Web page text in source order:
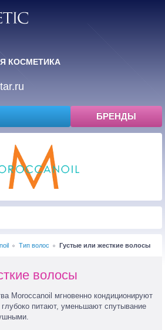
КОСМЕТИКА
БРЕНДЫ
Тип волос Густые или жесткие волосы
волосы
Moroccanoil мгновенно кондиционируют
питают, уменьшают спутывание